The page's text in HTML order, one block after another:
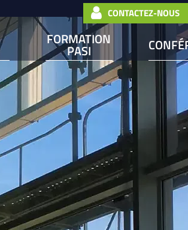
CONTACTEZ-NOUS
FORMATION
PASI